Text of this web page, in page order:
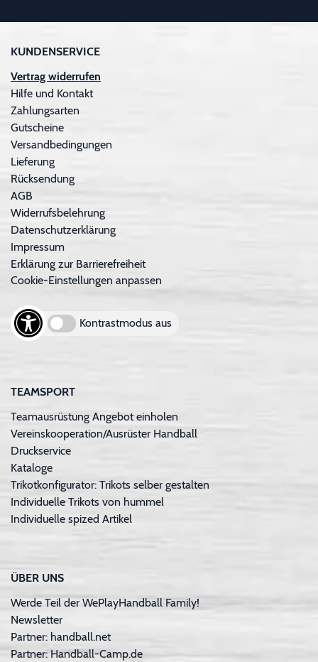
KUNDENSERVICE
Vertrag widerrufen
Hilfe und Kontakt
Zahlungsarten
Gutscheine
Versandbedingungen
Lieferung
Rücksendung
AGB
Widerrufsbelehrung
Datenschutzerklärung
Impressum
Erklärung zur Barrierefreiheit
Cookie-Einstellungen anpassen
Kontrastmodus aus
TEAMSPORT
Teamausrüstung Angebot einholen
Vereinskooperation/Ausrüster Handball
Druckservice
Kataloge
Trikotkonfigurator: Trikots selber gestalten
Individuelle Trikots von hummel
Individuelle spized Artikel
ÜBER UNS
Werde Teil der WePlayHandball Family!
Newsletter
Partner: handball.net
Partner: Handball-Camp.de